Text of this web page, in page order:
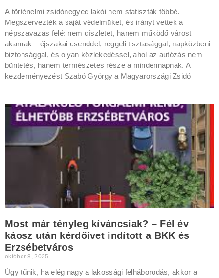
A történelmi zsidónegyed lakói nem statiszták többé.
Megszervezték a saját védelmüket, és irányt vettek a
népszavazás felé: nem díszletet, hanem működő várost
akarnak – éjszakai csenddel, reggeli tisztasággal, napközbeni
biztonsággal, és olyan közlekedéssel, ahol az autózás nem
büntetés, hanem természetes része a mindennapnak. A
kezdeményezést Szabó György a Magyarországi Zsidó
Most már tényleg kíváncsiak? – Fél év
káosz után kérdőívet indított a BKK és
Erzsébetváros
október 8, 2025
Úgy tűnik, ha elég nagy a lakossági felháborodás, akkor a